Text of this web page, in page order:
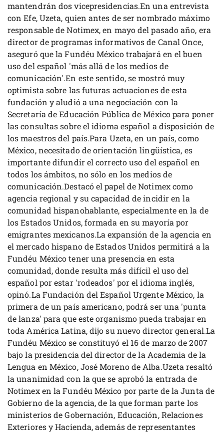
mantendrán dos vicepresidencias.En una entrevista
con Efe, Uzeta, quien antes de ser nombrado máximo
responsable de Notimex, en mayo del pasado año, era
director de programas informativos de Canal Once,
aseguró que la Fundéu México trabajará en el buen
uso del español 'más allá de los medios de
comunicación'.En este sentido, se mostró muy
optimista sobre las futuras actuaciones de esta
fundación y aludió a una negociación con la
Secretaría de Educación Pública de México para poner
las consultas sobre el idioma español a disposición de
los maestros del país.Para Uzeta, en un país, como
México, necesitado de orientación lingüística, es
importante difundir el correcto uso del español en
todos los ámbitos, no sólo en los medios de
comunicación.Destacó el papel de Notimex como
agencia regional y su capacidad de incidir en la
comunidad hispanohablante, especialmente en la de
los Estados Unidos, formada en su mayoría por
emigrantes mexicanos.La expansión de la agencia en
el mercado hispano de Estados Unidos permitirá a la
Fundéu México tener una presencia en esta
comunidad, donde resulta más difícil el uso del
español por estar 'rodeados' por el idioma inglés,
opinó.La Fundación del Español Urgente México, la
primera de un país americano, podrá ser una 'punta
de lanza' para que este organismo pueda trabajar en
toda América Latina, dijo su nuevo director general.La
Fundéu México se constituyó el 16 de marzo de 2007
bajo la presidencia del director de la Academia de la
Lengua en México, José Moreno de Alba.Uzeta resaltó
la unanimidad con la que se aprobó la entrada de
Notimex en la Fundéu México por parte de la Junta de
Gobierno de la agencia, de la que forman parte los
ministerios de Gobernación, Educación, Relaciones
Exteriores y Hacienda, además de representantes